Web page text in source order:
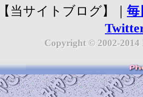
【当サイトブログ】｜ 毎
Copyright © 2002-